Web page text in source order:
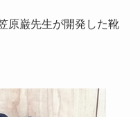
原巌先生が開発した靴